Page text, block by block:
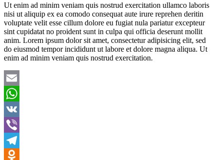
Ut enim ad minim veniam quis nostrud exercitation ullamco laboris
nisi ut aliquip ex ea comodo consequat aute irure reprehen deritin
voluptate velit esse cillum dolore eu fugiat nula pariatur excepteur
sint cupidatat no proident sunt in culpa qui officia deserunt mollit
anim. Lorem ipsum dolor sit amet, consectetur adipisicing elit, sed
do eiusmod tempor incididunt ut labore et dolore magna aliqua. Ut
enim ad minim veniam quis nostrud exercitation.
Email
WhatsApp
VK
Viber
Telegram